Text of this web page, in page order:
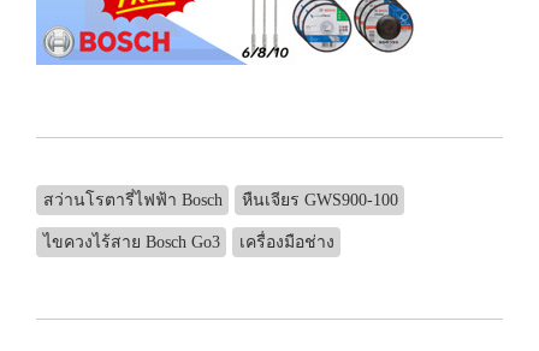
สว่านโรตารี่ไฟฟ้า Bosch หืนเจียร GWS900-100
ไขควงไร้สาย Bosch Go3 เครื่องมือช่าง